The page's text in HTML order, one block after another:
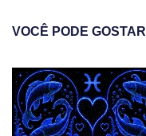
VOCÊ PODE GOSTAR